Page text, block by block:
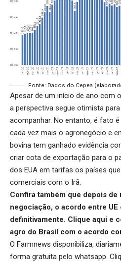
Fonte: Dados do Cepea
Apesar de um início de ano com
a perspectiva segue otimista
acompanhar. No entanto, é fato
cada vez mais o agronegócio e
bovina tem ganhado evidência
criar cota de exportação para o
dos EUA em tarifas os países
comerciais com o Irã.
Confira também que depois de
negociação, o acordo entre
definitivamente. Clique aqui e
agro do Brasil com o acordo
O Farmnews disponibiliza,
forma gratuita pelo whatsapp.